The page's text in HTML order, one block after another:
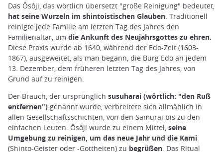
Das Ôsôji, das wörtlich übersetzt "große Reinigung" bedeutet,
hat seine Wurzeln im shintoistischen Glauben . Traditionell
reinigte jede Familie am letzten Tag des Jahres den
Familienaltar, um die Ankunft des Neujahrsgottes zu ehren.
Diese Praxis wurde ab 1640, während der Edo-Zeit (1603-
1867), ausgeweitet, als man begann, die Burg Edo an jedem
13. Dezember, dem früheren letzten Tag des Jahres, von
Grund auf zu reinigen.
Der Brauch, der ursprünglich susuharai (wörtlich: "den Ruß
entfernen") genannt wurde, verbreitete sich allmählich in
allen Gesellschaftsschichten, von den Samurai bis zu den
einfachen Leuten. Ôsôji wurde zu einem Mittel, seine
Umgebung zu reinigen, um das neue Jahr und die Kami
(Shinto-Geister oder -Gottheiten) zu begrüßen. Das Ritual